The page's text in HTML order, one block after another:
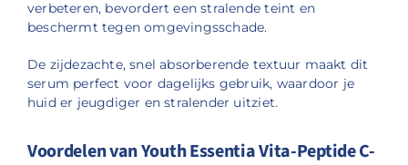
verbeteren, bevordert een stralende teint en
beschermt tegen omgevingsschade.
De zijdezachte, snel absorberende textuur maakt dit
serum perfect voor dagelijks gebruik, waardoor je
huid er jeugdiger en stralender uitziet.
Voordelen van Youth Essentia Vita-Peptide C-